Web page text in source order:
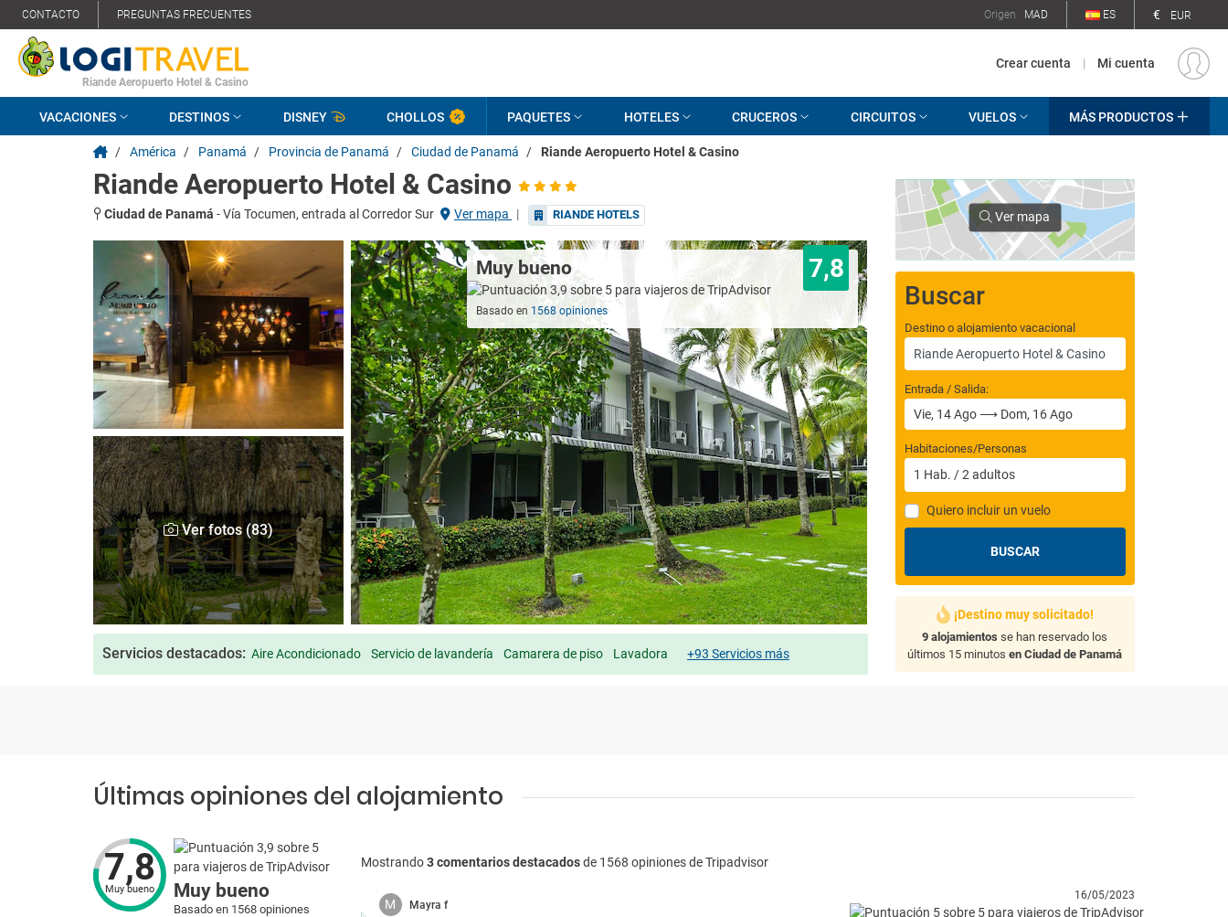
CONTACTO PREGUNTAS FRECUENTES Origen MAD ES € EUR
Riande Aeropuerto Hotel & Casino
Crear cuenta | Mi cuenta
VACACIONES DESTINOS DISNEY CHOLLOS PAQUETES HOTELES CRUCEROS CIRCUITOS VUELOS MÁS PRODUCTOS
/ América / Panamá / Provincia de Panamá / Ciudad de Panamá / Riande Aeropuerto Hotel & Casino
Riande Aeropuerto Hotel & Casino
Ciudad de Panamá -Vía Tocumen, entrada al Corredor Sur Ver mapa | RIANDE HOTELS
Ver fotos (83)
Muy bueno 7,8
Basado en 1568 opiniones
Servicios destacados: Aire Acondicionado Servicio de lavandería Camarera de piso Lavadora +93 Servicios más
Ver mapa
Buscar
Destino o alojamiento vacacional
Entrada / Salida:
Habitaciones/Personas
1 Hab. /2 adultos
Quiero incluir un vuelo
BUSCAR
¡Destino muy solicitado!
9 alojamientos se han reservado los
últimos 15 minutosen Ciudad de Panamá
Últimas opiniones del alojamiento
7,8
Muy bueno Muy bueno
Basado en 1568 opiniones
Mostrando3 comentarios destacadosde 1568 opiniones de Tripadvisor
M Mayra f
16/05/2023